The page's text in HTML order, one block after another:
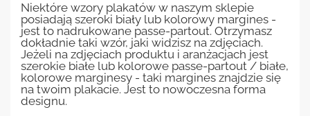
Niektóre wzory plakatów w naszym sklepie
posiadają szeroki biały lub kolorowy margines -
jest to nadrukowane passe-partout. Otrzymasz
dokładnie taki wzór, jaki widzisz na zdjęciach.
Jeżeli na zdjęciach produktu i aranżacjach jest
szerokie białe lub kolorowe passe-partout / białe,
kolorowe marginesy - taki margines znajdzie się
na twoim plakacie. Jest to nowoczesna forma
designu.